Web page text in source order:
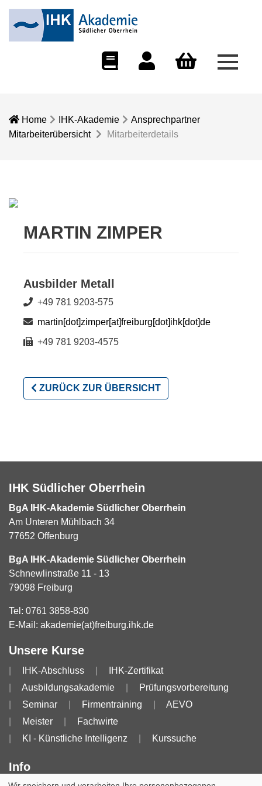
Menü
Home IHK-Akademie
Ansprechpartner
Mitarbeiterübersicht
Mitarbeiterdetails
MARTIN ZIMPER
Ausbilder Metall
+49 781 9203-575
martin[dot]zimper[at]freiburg[dot]ihk[dot]de
+49 781 9203-4575
ZURÜCK ZUR ÜBERSICHT
IHK Südlicher Oberrhein
BgA IHK-Akademie Südlicher Oberrhein
Am Unteren Mühlbach 34
77652 Offenburg
BgA IHK-Akademie Südlicher Oberrhein
Schnewlinstraße 11 - 13
79098 Freiburg
Tel: 0761 3858-830
E-Mail: akademie(at)freiburg.ihk.de
Unsere Kurse
IHK-Abschluss
IHK-Zertifikat
Ausbildungsakademie
Prüfungsvorbereitung
Seminar
Firmentraining
AEVO
Meister
Fachwirte
KI - Künstliche Intelligenz
Kurssuche
Info